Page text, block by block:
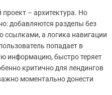
проект – архитектура. Но
добавляются разделы без
ссылками, а логика навигации
попадает в
информацию, быстро теряет
критично для лендингов
моментально донести